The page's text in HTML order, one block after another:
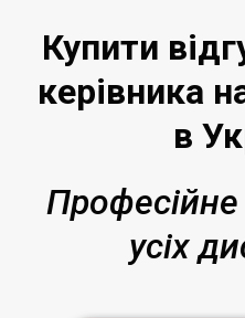
Купити
керівника
в
усіх